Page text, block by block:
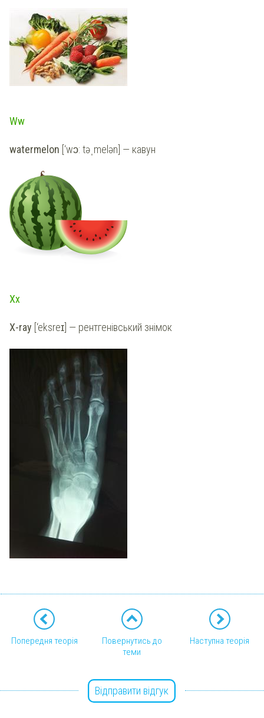
Ww
watermelon [‘wɔ: təˌmelən] — кавун
Xx
X-ray [‘eksreɪ] — рентгенівський знімок
Попередня теорія
Повернутись до
теми
Наступна теорія
Відправити відгук